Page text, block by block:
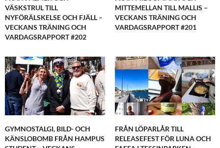
VÄSKSTRUL TILL
NYFÖRÄLSKELSE OCH FJÄLL –
VECKANS TRÄNING OCH
VARDAGSRAPPORT #202
MITTEMELLAN TILL MALLIS –
VECKANS TRÄNING OCH
VARDAGSRAPPORT #201
GYMNOSTALGI, BILD- OCH
KÄNSLOBOMB FRÅN HAMPUS
FRÅN LÖPARLÅR TILL
RELEASEFEST FÖR LUNA OCH